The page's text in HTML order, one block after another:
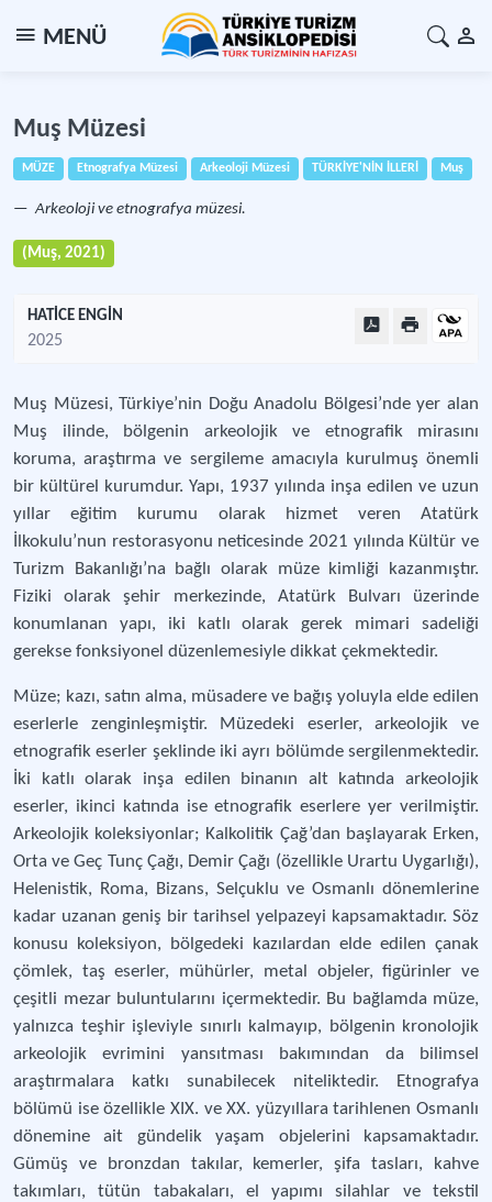
MENÜ
Muş Müzesi
MÜZE Etnografya Müzesi Arkeoloji Müzesi TÜRKİYE'NİN İLLERİ Muş
Arkeoloji ve etnografya müzesi.
(Muş, 2021)
HATİCE ENGİN
2025
Muş Müzesi, Türkiye’nin Doğu Anadolu Bölgesi’nde yer alan
Muş ilinde, bölgenin arkeolojik ve etnografik mirasını
koruma, araştırma ve sergileme amacıyla kurulmuş önemli
bir kültürel kurumdur. Yapı, 1937 yılında inşa edilen ve uzun
yıllar eğitim kurumu olarak hizmet veren Atatürk
İlkokulu’nun restorasyonu neticesinde 2021 yılında Kültür ve
Turizm Bakanlığı’na bağlı olarak müze kimliği kazanmıştır.
Fiziki olarak şehir merkezinde, Atatürk Bulvarı üzerinde
konumlanan yapı, iki katlı olarak gerek mimari sadeliği
gerekse fonksiyonel düzenlemesiyle dikkat çekmektedir.
Müze; kazı, satın alma, müsadere ve bağış yoluyla elde edilen
eserlerle zenginleşmiştir. Müzedeki eserler, arkeolojik ve
etnografik eserler şeklinde iki ayrı bölümde sergilenmektedir.
İki katlı olarak inşa edilen binanın alt katında arkeolojik
eserler, ikinci katında ise etnografik eserlere yer verilmiştir.
Arkeolojik koleksiyonlar; Kalkolitik Çağ’dan başlayarak Erken,
Orta ve Geç Tunç Çağı, Demir Çağı (özellikle Urartu Uygarlığı),
Helenistik, Roma, Bizans, Selçuklu ve Osmanlı dönemlerine
kadar uzanan geniş bir tarihsel yelpazeyi kapsamaktadır. Söz
konusu koleksiyon, bölgedeki kazılardan elde edilen çanak
çömlek, taş eserler, mühürler, metal objeler, figürinler ve
çeşitli mezar buluntularını içermektedir. Bu bağlamda müze,
yalnızca teşhir işleviyle sınırlı kalmayıp, bölgenin kronolojik
arkeolojik evrimini yansıtması bakımından da bilimsel
araştırmalara katkı sunabilecek niteliktedir. Etnografya
bölümü ise özellikle XIX. ve XX. yüzyıllara tarihlenen Osmanlı
dönemine ait gündelik yaşam objelerini kapsamaktadır.
Gümüş ve bronzdan takılar, kemerler, şifa tasları, kahve
takımları, tütün tabakaları, el yapımı silahlar ve tekstil